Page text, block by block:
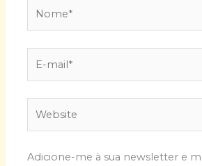
mail*
Adicione-me à sua newsletter e